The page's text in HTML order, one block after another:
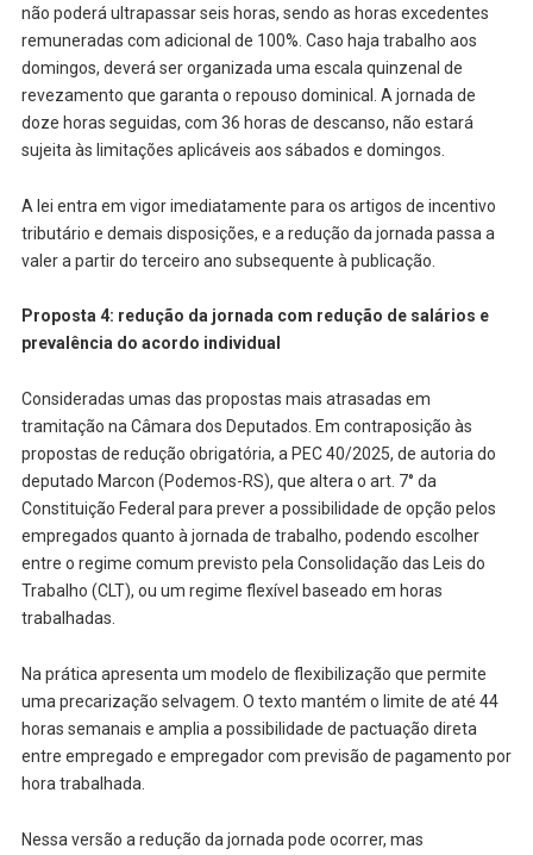
não poderá ultrapassar seis horas, sendo as horas excedentes
remuneradas com adicional de 100%. Caso haja trabalho aos
domingos, deverá ser organizada uma escala quinzenal de
revezamento que garanta o repouso dominical. A jornada de
doze horas seguidas, com 36 horas de descanso, não estará
sujeita às limitações aplicáveis aos sábados e domingos.
A lei entra em vigor imediatamente para os artigos de incentivo
tributário e demais disposições, e a redução da jornada passa a
valer a partir do terceiro ano subsequente à publicação.
Proposta 4: redução da jornada com redução de salários e
prevalência do acordo individual
Consideradas umas das propostas mais atrasadas em
tramitação na Câmara dos Deputados. Em contraposição às
propostas de redução obrigatória, a PEC 40/2025, de autoria do
deputado Marcon (Podemos-RS), que altera o art. 7° da
Constituição Federal para prever a possibilidade de opção pelos
empregados quanto à jornada de trabalho, podendo escolher
entre o regime comum previsto pela Consolidação das Leis do
Trabalho (CLT), ou um regime flexível baseado em horas
trabalhadas.
Na prática apresenta um modelo de flexibilização que permite
uma precarização selvagem. O texto mantém o limite de até 44
horas semanais e amplia a possibilidade de pactuação direta
entre empregado e empregador com previsão de pagamento por
hora trabalhada.
Nessa versão a redução da jornada pode ocorrer, mas